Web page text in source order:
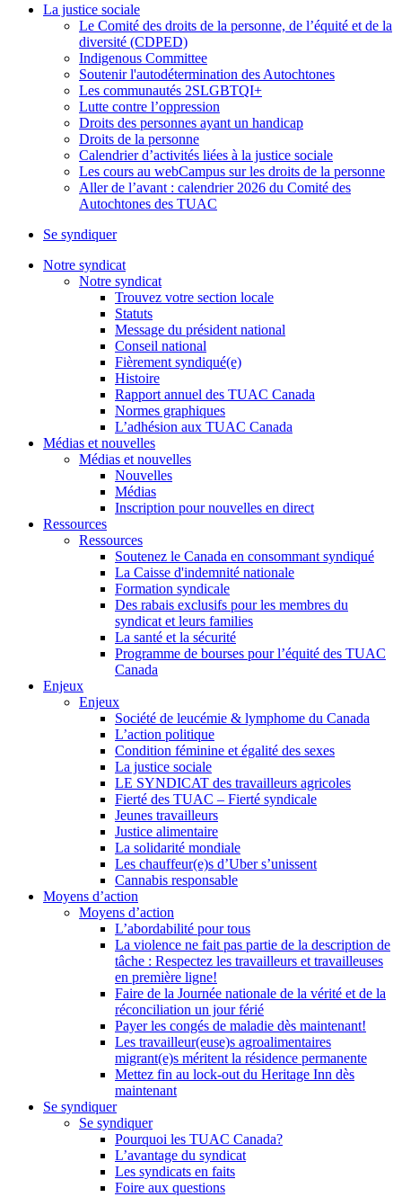
La justice sociale
Le Comité des droits de la personne, de l’équité et de la
diversité (CDPED)
Indigenous Committee
Soutenir l'autodétermination des Autochtones
Les communautés 2SLGBTQI+
Lutte contre l’oppression
Droits des personnes ayant un handicap
Droits de la personne
Calendrier d’activités liées à la justice sociale
Les cours au webCampus sur les droits de la personne
Aller de l’avant : calendrier 2026 du Comité des
Autochtones des TUAC
Se syndiquer
Notre syndicat
Notre syndicat
Trouvez votre section locale
Statuts
Message du président national
Conseil national
Fièrement syndiqué(e)
Histoire
Rapport annuel des TUAC Canada
Normes graphiques
L’adhésion aux TUAC Canada
Médias et nouvelles
Médias et nouvelles
Nouvelles
Médias
Inscription pour nouvelles en direct
Ressources
Ressources
Soutenez le Canada en consommant syndiqué
La Caisse d'indemnité nationale
Formation syndicale
Des rabais exclusifs pour les membres du
syndicat et leurs families
La santé et la sécurité
Programme de bourses pour l’équité des TUAC
Canada
Enjeux
Enjeux
Société de leucémie & lymphome du Canada
L’action politique
Condition féminine et égalité des sexes
La justice sociale
LE SYNDICAT des travailleurs agricoles
Fierté des TUAC – Fierté syndicale
Jeunes travailleurs
Justice alimentaire
La solidarité mondiale
Les chauffeur(e)s d’Uber s’unissent
Cannabis responsable
Moyens d’action
Moyens d’action
L’abordabilité pour tous
La violence ne fait pas partie de la description de
tâche : Respectez les travailleurs et travailleuses
en première ligne!
Faire de la Journée nationale de la vérité et de la
réconciliation un jour férié
Payer les congés de maladie dès maintenant!
Les travailleur(euse)s agroalimentaires
migrant(e)s méritent la résidence permanente
Mettez fin au lock-out du Heritage Inn dès
maintenant
Se syndiquer
Se syndiquer
Pourquoi les TUAC Canada?
L’avantage du syndicat
Les syndicats en faits
Foire aux questions